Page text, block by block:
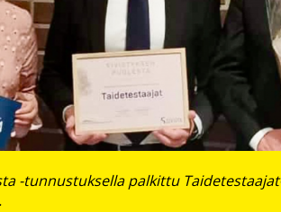
-tunnustuksella palkittu